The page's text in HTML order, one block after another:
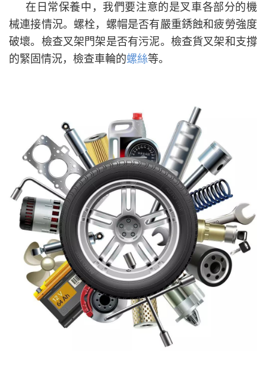
在日常保養中，我們要注意的是叉車各部分的機
械連接情況。螺栓，螺帽是否有嚴重銹蝕和疲勞強度
破壞。檢查叉架門架是否有污泥。檢查貨叉架和支撐
的緊固情況，檢查車輪的螺絲等。